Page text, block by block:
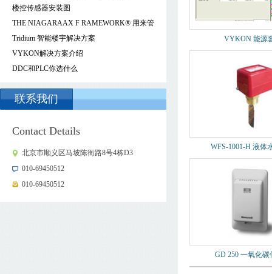
VYKON 能源
WFS-1001-H 液体
GD 250 一氧化碳
楼控传感器安装图
THE NIAGARAAX F RAMEWORK® 用来管
理、控制和降低能源成本的智能能源管理技
术
Tridium 智能楼宇解决方案
VYKON解决方案介绍
DDC和PLC你选什么
联系我们
Contact Details
北京市顺义区马坡陈衙路8号4栋D3
010-69450512
010-69450512